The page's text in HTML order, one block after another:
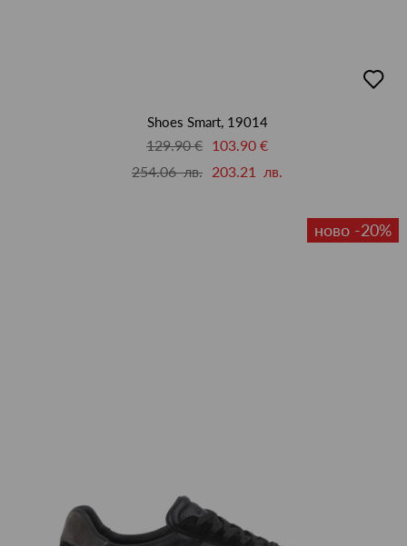
в
Shoes Smart, 19014
129.90 € 103.90 €
254.06 лв. 203.21 лв.
ново -20%